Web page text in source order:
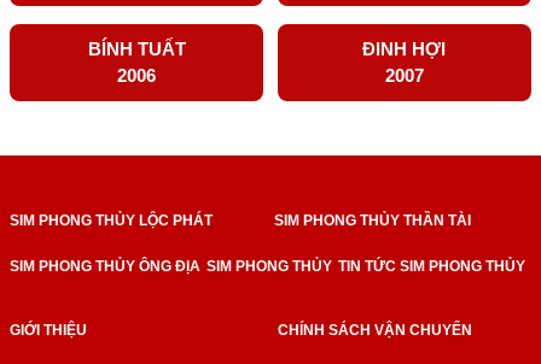
BÍNH TUẤT
2006
ĐINH HỢI
2007
SIM PHONG THỦY LỘC PHÁT SIM PHONG THỦY THẦN TÀI
SIM PHONG THỦY ÔNG ĐỊA SIM PHONG THỦY TIN TỨC SIM PHONG THỦY
GIỚI THIỆU CHÍNH SÁCH VẬN CHUYỂN